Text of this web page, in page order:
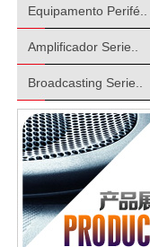
Equipamento Perifé..
Amplificador Serie..
Broadcasting Serie..